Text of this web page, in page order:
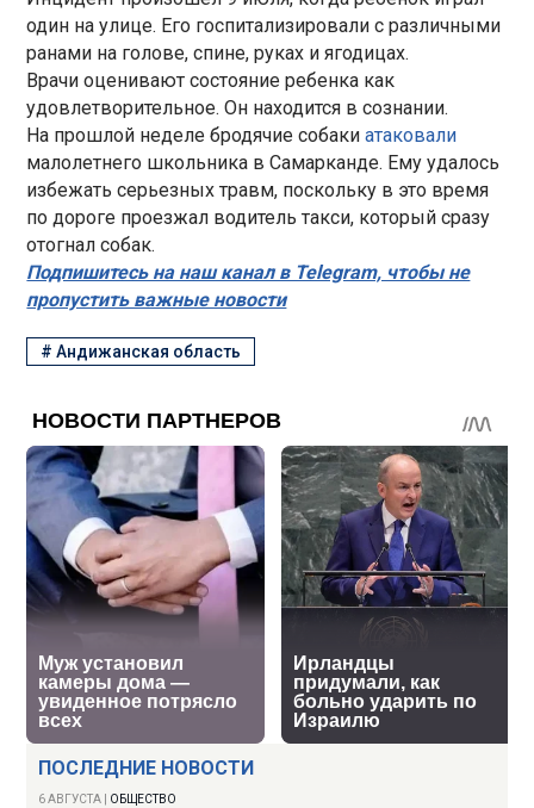
ПОСЛЕДНИЕ НОВОСТИ
6 АВГУСТА ОБЩЕСТВО
один на улице. Его госпитализировали с различными
ранами на голове, спине, руках и ягодицах.
Врачи оценивают состояние ребенка как
удовлетворительное. Он находится в сознании.
На прошлой неделе бродячие собакиатаковали
малолетнего школьника в Самарканде. Ему удалось
избежать серьезных травм, поскольку в это время
по дороге проезжал водитель такси, который сразу
отогнал собак.
Подпишитесь на наш канал в Telegram, чтобы не
пропустить важные новости
#Андижанская область